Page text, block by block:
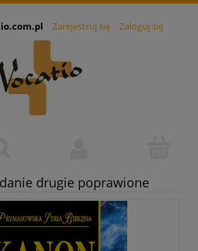
Zarejestruj się Zaloguj się
drugie poprawione